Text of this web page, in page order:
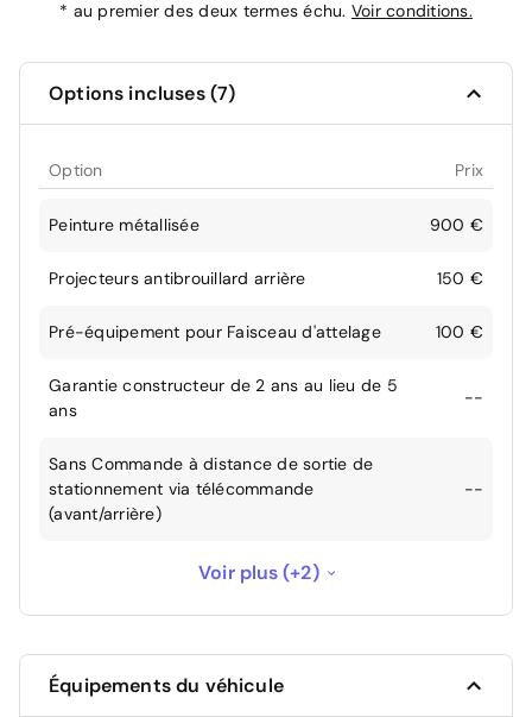
* au premier des deux termes échu. Voir conditions.
Options incluses (7)
Option Prix
Peinture métallisée 900 €
Projecteurs antibrouillard arrière 150 €
Pré-équipement pour Faisceau d'attelage 100 €
Garantie constructeur de 2 ans au lieu de 5
ans
--
Sans Commande à distance de sortie de
stationnement via télécommande
(avant/arrière)
--
Sans Assistance à la sortie du véhicule
Sans ciel de toit noir -100 €
Voir plus (+2)
Équipements du véhicule